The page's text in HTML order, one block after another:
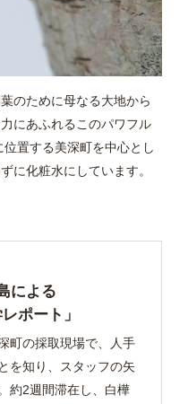
のために母なる大地から
にあふれるこのパワフル
置する美深町を中心とし
に化粧水にしています。
による
ポート」
町の採取現場で、人手
を知り、スタッフの矢
約2週間滞在し、白樺